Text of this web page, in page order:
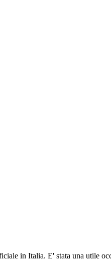
in Italia. E' stata una utile